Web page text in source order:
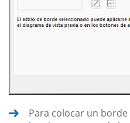
Para colocar un